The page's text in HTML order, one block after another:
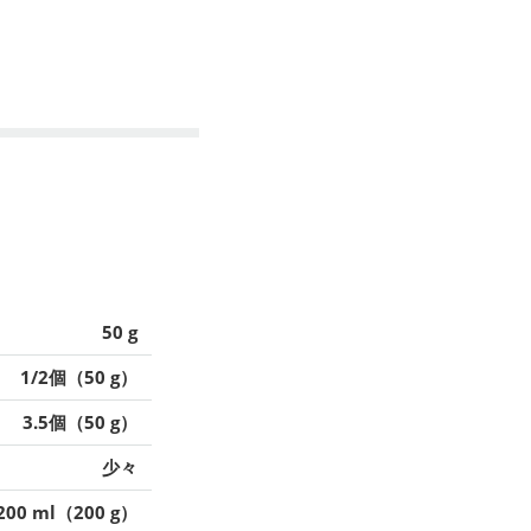
50 g
1/2個（50 g）
3.5個（50 g）
少々
ml（200 g）